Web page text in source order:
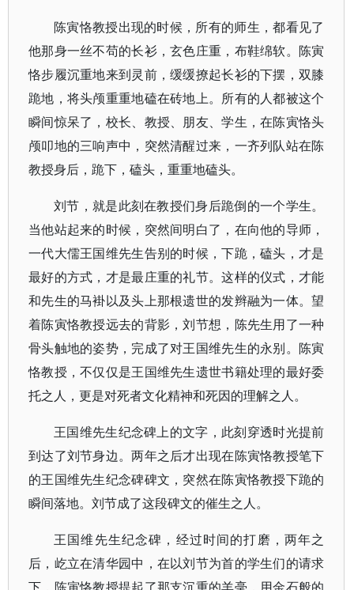
陈寅恪教授出现的时候，所有的师生，都看见了
他那身一丝不苟的长衫，玄色庄重，布鞋绵软。陈寅
恪步履沉重地来到灵前，缓缓撩起长衫的下摆，双膝
跪地，将头颅重重地磕在砖地上。所有的人都被这个
瞬间惊呆了，校长、教授、朋友、学生，在陈寅恪头
颅叩地的三响声中，突然清醒过来，一齐列队站在陈
教授身后，跪下，磕头，重重地磕头。
刘节，就是此刻在教授们身后跪倒的一个学生。
当他站起来的时候，突然间明白了，在向他的导师，
一代大儒王国维先生告别的时候，下跪，磕头，才是
最好的方式，才是最庄重的礼节。这样的仪式，才能
和先生的马褂以及头上那根遗世的发辫融为一体。望
着陈寅恪教授远去的背影，刘节想，陈先生用了一种
骨头触地的姿势，完成了对王国维先生的永别。陈寅
恪教授，不仅仅是王国维先生遗世书籍处理的最好委
托之人，更是对死者文化精神和死因的理解之人。
王国维先生纪念碑上的文字，此刻穿透时光提前
到达了刘节身边。两年之后才出现在陈寅恪教授笔下
的王国维先生纪念碑碑文，突然在陈寅恪教授下跪的
瞬间落地。刘节成了这段碑文的催生之人。
王国维先生纪念碑，经过时间的打磨，两年之
后，屹立在清华园中，在以刘节为首的学生们的请求